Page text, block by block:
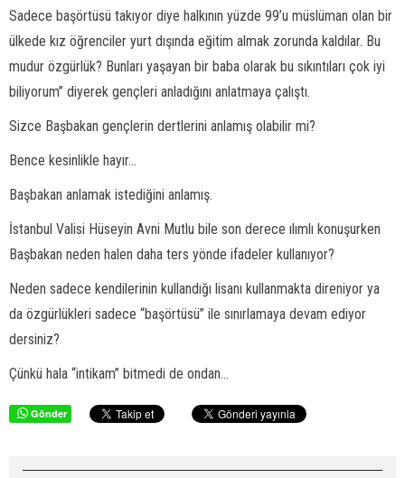
Sadece başörtüsü takıyor diye halkının yüzde 99’u müslüman olan bir
ülkede kız öğrenciler yurt dışında eğitim almak zorunda kaldılar. Bu
mudur özgürlük? Bunları yaşayan bir baba olarak bu sıkıntıları çok iyi
biliyorum” diyerek gençleri anladığını anlatmaya çalıştı.
Sizce Başbakan gençlerin dertlerini anlamış olabilir mi?
Bence kesinlikle hayır...
Başbakan anlamak istediğini anlamış.
İstanbul Valisi Hüseyin Avni Mutlu bile son derece ılımlı konuşurken
Başbakan neden halen daha ters yönde ifadeler kullanıyor?
Neden sadece kendilerinin kullandığı lisanı kullanmakta direniyor ya
da özgürlükleri sadece “başörtüsü” ile sınırlamaya devam ediyor
dersiniz?
Çünkü hala “intikam” bitmedi de ondan...
Gönder